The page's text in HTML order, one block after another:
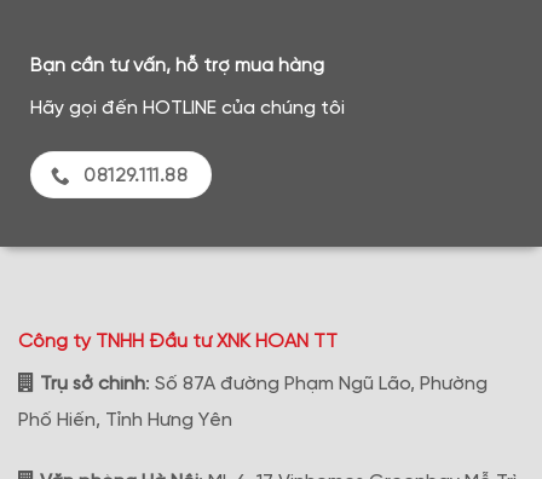
Bạn cần tư vấn, hỗ trợ mua hàng
Hãy gọi đến HOTLINE của chúng tôi
08129.111.88
Công ty TNHH Đầu tư XNK HOAN TT
Trụ sở chính: Số 87A đường Phạm Ngũ Lão, Phường
Phố Hiến, Tỉnh Hưng Yên